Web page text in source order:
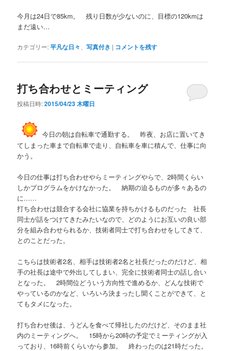
今月は24日で85km。 残り日数が少ないのに、目標の120kmは
まだ遠い…
カテゴリー:平凡な日々 、写真付き | コメントを残す
打ち合わせとミーティング
投稿日時:2015/04/23 木曜日
今日の朝は自転車で通勤する。 昨夜、お店に置いてき
てしまった車まで自転車で走り、自転車を車に積んで、仕事に向
かう。
今日の仕事は打ち合わせやらミーティングやらで、2時間くらい
しかプログラムをかけなかった。 納期の迫るものが多々あるの
に……
打ち合わせは競合する会社に協業を持ちかけるものだった 社長
同士が話をつけてきたみたいなので、どのようにお互いの良い部
分を組み合わせられるか、技術者同士で打ち合わせをしてきて、
とのことだった。
こちらは技術者2名、相手は技術者2名と社長だったのだけど、相
手の社長は途中で外出してしまい、完全に技術者同士の話し合い
となった。 2時間位どういう方向性で進めるか、どんな技術で
やっているのかなど、いろいろ決まったし聞くことができて、と
てもタメになった。
打ち合わせ後は、うどんを食べて帰社したのだけど、そのまま社
内のミーティングへ。 15時から20時の予定でミーティングが入
っており、16時前くらいから参加。 終わったのは21時だった。